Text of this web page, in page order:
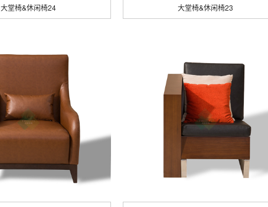
大堂椅&休闲椅24 大堂椅&休闲椅23